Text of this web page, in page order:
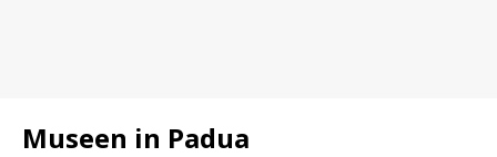
Museen in Padua